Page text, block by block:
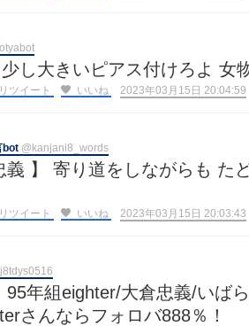
し大きいピアス付けろよ 女
リツイート いいね 2023年03月15日 20:04:59
bot @kanjani8_words
義 】 寄り道をしながらも
リツイート いいね 2023年03月15日 20:03:43
95年組eighter/大倉忠義/いば
さんならフォロバ888％！